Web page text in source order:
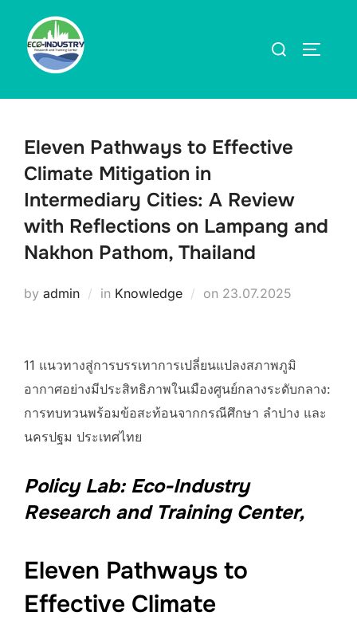
content
Search
Eleven Pathways to Effective
Climate Mitigation in
Intermediary Cities: A Review
with Reflections on Lampang and
Nakhon Pathom, Thailand
by admin in Knowledge on Posted
23.07.2025
11 แนวทางสู่การบรรเทาการเปลี่ยนแปลงสภาพภูมิ
อากาศอย่างมีประสิทธิภาพในเมืองศูนย์กลางระดับกลาง:
การทบทวนพร้อมข้อสะท้อนจากกรณีศึกษา ลำปาง และ
นครปฐม ประเทศไทย
Policy Lab: Eco-Industry
Research and Training Center,
Eleven Pathways to
Effective Climate